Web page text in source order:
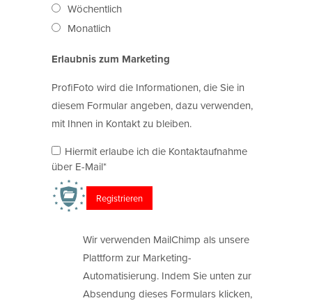
Wöchentlich
Monatlich
Erlaubnis zum Marketing
ProfiFoto wird die Informationen, die Sie in
diesem Formular angeben, dazu verwenden,
mit Ihnen in Kontakt zu bleiben.
Hiermit erlaube ich die Kontaktaufnahme
über E-Mail*
Wir verwenden MailChimp als unsere
Plattform zur Marketing-
Automatisierung. Indem Sie unten zur
Absendung dieses Formulars klicken,